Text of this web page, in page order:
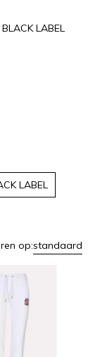
LABEL
LABEL
op:standaard